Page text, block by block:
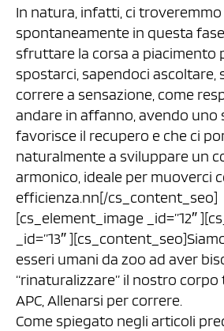
In natura, infatti, ci troveremmo
spontaneamente in questa
sfruttare la corsa a piacimento
spostarci, sapendoci ascoltare,
correre a sensazione, come
andare in affanno, avendo uno
favorisce il recupero e che ci
naturalmente a sviluppare un
armonico, ideale per muoverci
efficienza.nn[/cs_content_seo]
[cs_element_image _id=”12″
_id=”13″
esseri umani da zoo ad aver
“rinaturalizzare” il nostro
APC, Allenarsi per correre.
Come spiegato negli articoli